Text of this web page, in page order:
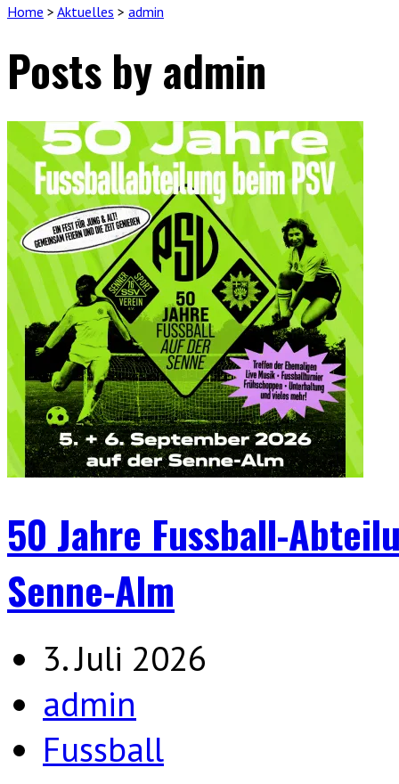
Home > Aktuelles > admin
Posts by admin
50 Jahre Fussball-
Senne-Alm
3. Juli 2026
admin
Fussball